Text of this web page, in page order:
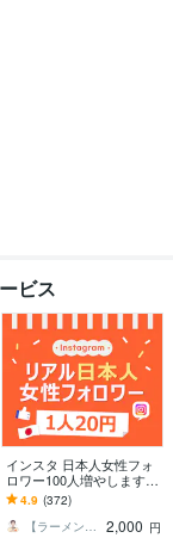
ビス
インスタ 日本人女性フォ
ロワー100人増やします ⭐
安心・安全⭐高品質⭐減少
時補填有⭐凍結無⭐減少無
⭐
4.9 (372)
【ラーメン男子】
2,000 円